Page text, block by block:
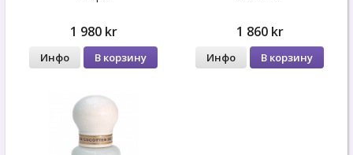
1 980 kr
Инфо В корзину
1 860 kr
Инфо В корзину